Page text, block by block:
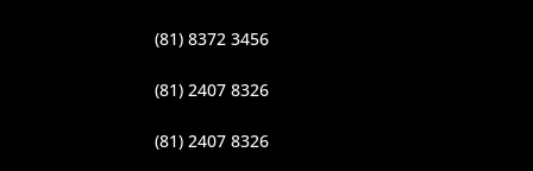
(81) 8372 3456
(81) 2407 8326
(81) 2407 8326